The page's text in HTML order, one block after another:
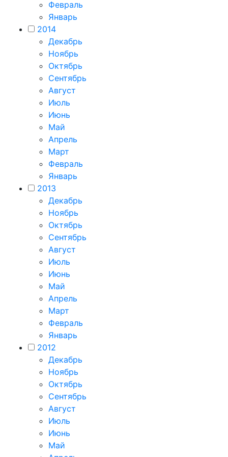
Февраль
Январь
2014
Декабрь
Ноябрь
Октябрь
Сентябрь
Август
Июль
Июнь
Май
Апрель
Март
Февраль
Январь
2013
Декабрь
Ноябрь
Октябрь
Сентябрь
Август
Июль
Июнь
Май
Апрель
Март
Февраль
Январь
2012
Декабрь
Ноябрь
Октябрь
Сентябрь
Август
Июль
Июнь
Май